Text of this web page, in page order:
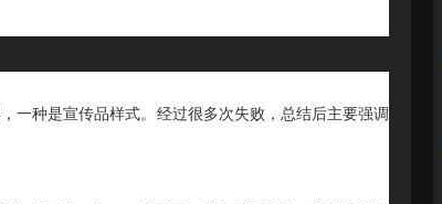
一种是宣传品样式。经过很多次失败，总结后主要强调